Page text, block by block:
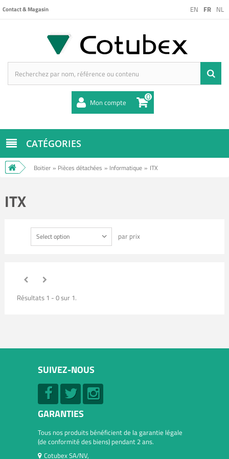
EN FR NL
Contact & Magasin
Mon compte 0
CATÉGORIES
Boitier » Pièces détachées » Informatique » ITX
ITX
Select option par prix
Résultats 1 - 0 sur 1.
SUIVEZ-NOUS
GARANTIES
Tous nos produits bénéficient de la garantie légale
(de conformité des biens) pendant 2 ans.
Cotubex SA/NV,